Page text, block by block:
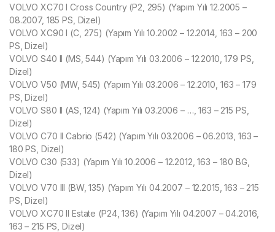
VOLVO XC70 I Cross Country (P2, 295) (Yapım Yılı 12.2005 –
08.2007, 185 PS, Dizel)
VOLVO XC90 I (C, 275) (Yapım Yılı 10.2002 – 12.2014, 163 – 200
PS, Dizel)
VOLVO S40 II (MS, 544) (Yapım Yılı 03.2006 – 12.2010, 179 PS,
Dizel)
VOLVO V50 (MW, 545) (Yapım Yılı 03.2006 – 12.2010, 163 – 179
PS, Dizel)
VOLVO S80 II (AS, 124) (Yapım Yılı 03.2006 – …, 163 – 215 PS,
Dizel)
VOLVO C70 II Cabrio (542) (Yapım Yılı 03.2006 – 06.2013, 163 –
180 PS, Dizel)
VOLVO C30 (533) (Yapım Yılı 10.2006 – 12.2012, 163 – 180 BG,
Dizel)
VOLVO V70 III (BW, 135) (Yapım Yılı 04.2007 – 12.2015, 163 – 215
PS, Dizel)
VOLVO XC70 II Estate (P24, 136) (Yapım Yılı 04.2007 – 04.2016,
163 – 215 PS, Dizel)